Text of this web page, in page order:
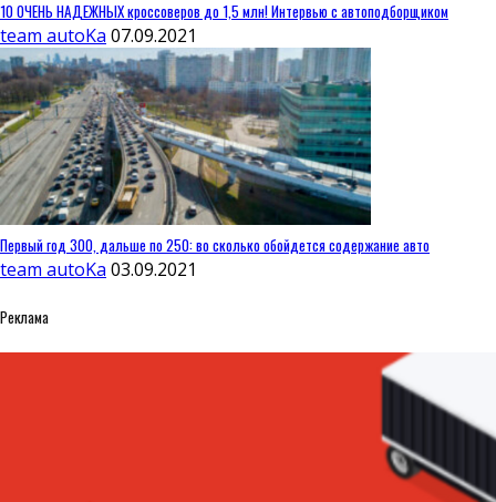
10 ОЧЕНЬ НАДЕЖНЫХ кроссоверов до 1,5 млн! Интервью с автоподборщиком
team autoKa 07.09.2021
Первый год 300, дальше по 250: во сколько обойдется содержание авто
team autoKa 03.09.2021
Реклама